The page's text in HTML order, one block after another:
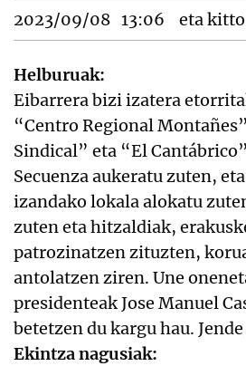
2023/09/08 13:06 eta
Helburuak:
Eibarrera bizi izatera
“Centro Regional
Sindical” eta “El
Secuenza aukeratu zuten,
izandako lokala alokatu
zuten eta hitzaldiak,
patrozinatzen zituzten,
antolatzen ziren. Une
presidenteak Jose Manuel
betetzen du kargu hau.
Ekintza nagusiak: